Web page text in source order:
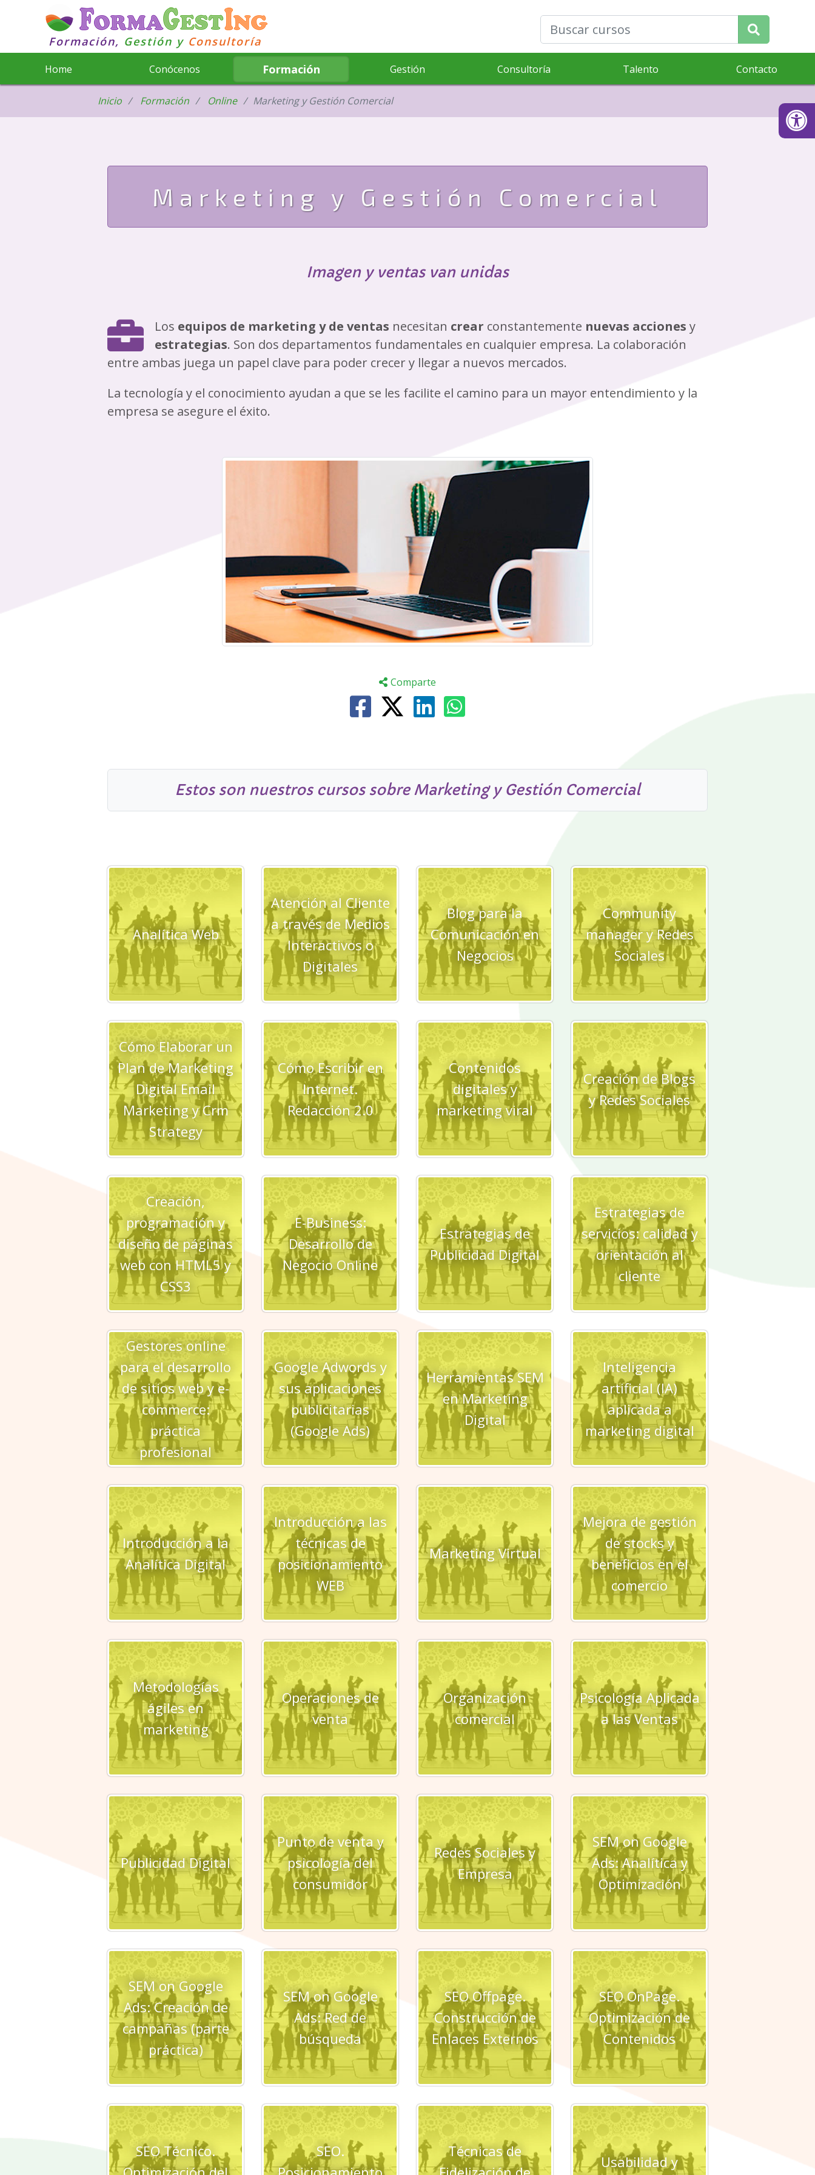
Formación, Gestión y Consultoría
Home Conócenos Formación Gestión Consultoría Talento Contacto
Inicio Formación Online Marketing y Gestión Comercial
Marketing y Gestión Comercial
Imagen y ventas van unidas
Los equipos de marketing y de ventas necesitan crear constantemente nuevas acciones y
estrategias. Son dos departamentos fundamentales en cualquier empresa. La colaboración
entre ambas juega un papel clave para poder crecer y llegar a nuevos mercados.
La tecnología y el conocimiento ayudan a que se les facilite el camino para un mayor entendimiento y la
empresa se asegure el éxito.
Comparte
Estos son nuestros cursos sobre Marketing y Gestión Comercial
Analítica Web
Atención al Cliente
a través de Medios
Interactivos o
Digitales
Blog para la
Comunicación en
Negocios
Community
manager y Redes
Sociales
Cómo Elaborar un
Plan de Marketing
Digital Email
Marketing y Crm
Strategy
Cómo Escribir en
Internet.
Redacción 2.0
Contenidos
digitales y
marketing viral
Creación de Blogs
y Redes Sociales
Creación,
programación y
diseño de páginas
web con HTML5 y
CSS3
E-Business:
Desarrollo de
Negocio Online
Estrategias de
Publicidad Digital
Estrategias de
servicios: calidad y
orientación al
cliente
Gestores online
para el desarrollo
de sitios web y e-
commerce:
práctica
profesional
Google Adwords y
sus aplicaciones
publicitarias
(Google Ads)
Herramientas SEM
en Marketing
Digital
Inteligencia
artificial (IA)
aplicada a
marketing digital
Introducción a la
Analítica Digital
Introducción a las
técnicas de
posicionamiento
WEB
Marketing Virtual
Mejora de gestión
de stocks y
beneficios en el
comercio
Metodologías
ágiles en
marketing
Operaciones de
venta
Organización
comercial
Psicología Aplicada
a las Ventas
Publicidad Digital
Punto de venta y
psicología del
consumidor
Redes Sociales y
Empresa
SEM on Google
Ads: Analítica y
Optimización
SEM on Google
Ads: Creación de
campañas (parte
práctica)
SEM on Google
Ads: Red de
búsqueda
SEO Offpage.
Construcción de
Enlaces Externos
SEO OnPage.
Optimización de
Contenidos
SEO Técnico.
SEO.
Técnicas de
Usabilidad y